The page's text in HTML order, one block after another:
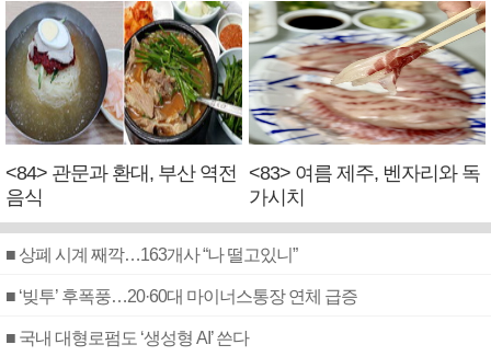
<84> 관문과 환대, 부산 역전
음식
<83> 여름 제주, 벤자리와 독
가시치
■ 상폐 시계 째깍…163개사 “나 떨고있니”
■ ‘빚투’ 후폭풍…20·60대 마이너스통장 연체 급증
■ 국내 대형로펌도 ‘생성형 AI’ 쓴다